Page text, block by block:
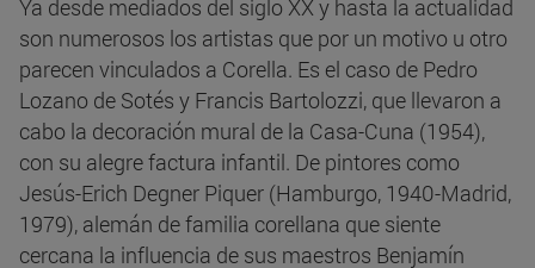
Ya desde mediados del siglo XX y hasta la actualidad
son numerosos los artistas que por un motivo u otro
parecen vinculados a Corella. Es el caso de Pedro
Lozano de Sotés y Francis Bartolozzi, que llevaron a
cabo la decoración mural de la Casa-Cuna (1954),
con su alegre factura infantil. De pintores como
Jesús-Erich Degner Piquer (Hamburgo, 1940-Madrid,
1979), alemán de familia corellana que siente
cercana la influencia de sus maestros Benjamín